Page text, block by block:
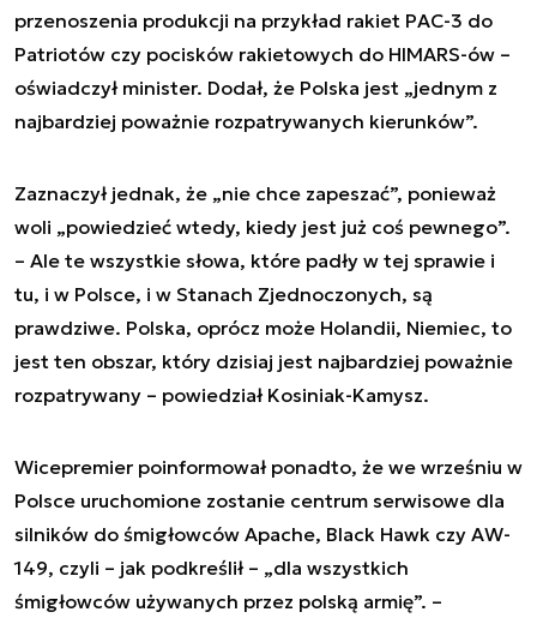
przenoszenia produkcji na przykład rakiet PAC-3 do
Patriotów czy pocisków rakietowych do HIMARS-ów –
oświadczył minister. Dodał, że Polska jest „jednym z
najbardziej poważnie rozpatrywanych kierunków”.
Zaznaczył jednak, że „nie chce zapeszać”, ponieważ
woli „powiedzieć wtedy, kiedy jest już coś pewnego”.
– Ale te wszystkie słowa, które padły w tej sprawie i
tu, i w Polsce, i w Stanach Zjednoczonych, są
prawdziwe. Polska, oprócz może Holandii, Niemiec, to
jest ten obszar, który dzisiaj jest najbardziej poważnie
rozpatrywany – powiedział Kosiniak-Kamysz.
Wicepremier poinformował ponadto, że we wrześniu w
Polsce uruchomione zostanie centrum serwisowe dla
silników do śmigłowców Apache, Black Hawk czy AW-
149, czyli – jak podkreślił – „dla wszystkich
śmigłowców używanych przez polską armię”. –